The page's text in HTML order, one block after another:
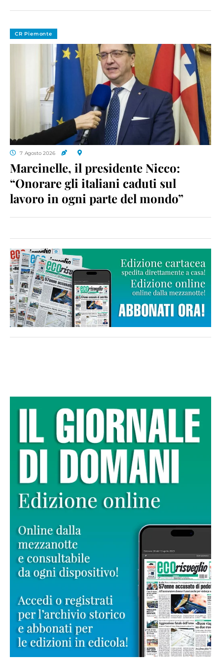
CR Piemonte
7 Agosto 2026
Marcinelle, il presidente Nicco:
“Onorare gli italiani caduti sul
lavoro in ogni parte del mondo”